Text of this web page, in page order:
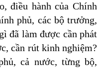
điều hành của Chính
phủ, các bộ trưởng,
đã làm được cần phát
cần rút kinh nghiệm?
cả nước, từng bộ,